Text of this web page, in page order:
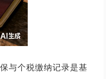
与个税缴纳记录是基